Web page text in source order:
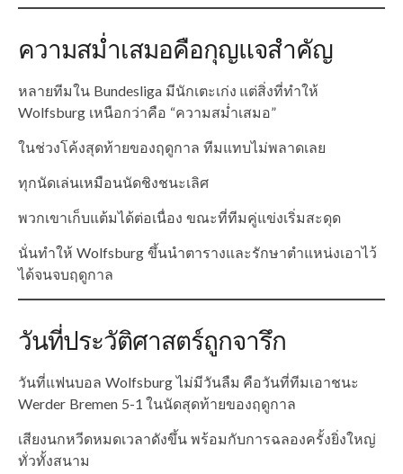
ความสม่ำเสมอคือกุญแจสำคัญ
หลายทีมใน Bundesliga มีนักเตะเก่ง แต่สิ่งที่ทำให้
Wolfsburg เหนือกว่าคือ “ความสม่ำเสมอ”
ในช่วงโค้งสุดท้ายของฤดูกาล ทีมแทบไม่พลาดเลย
ทุกนัดเล่นเหมือนนัดชิงชนะเลิศ
พวกเขาเก็บแต้มได้ต่อเนื่อง ขณะที่ทีมคู่แข่งเริ่มสะดุด
นั่นทำให้ Wolfsburg ขึ้นนำตารางและรักษาตำแหน่งเอาไว้
ได้จนจบฤดูกาล
วันที่ประวัติศาสตร์ถูกจารึก
วันที่แฟนบอล Wolfsburg ไม่มีวันลืม คือวันที่ทีมเอาชนะ
Werder Bremen 5-1 ในนัดสุดท้ายของฤดูกาล
เสียงนกหวีดหมดเวลาดังขึ้น พร้อมกับการฉลองครั้งยิ่งใหญ่
ทั่วทั้งสนาม